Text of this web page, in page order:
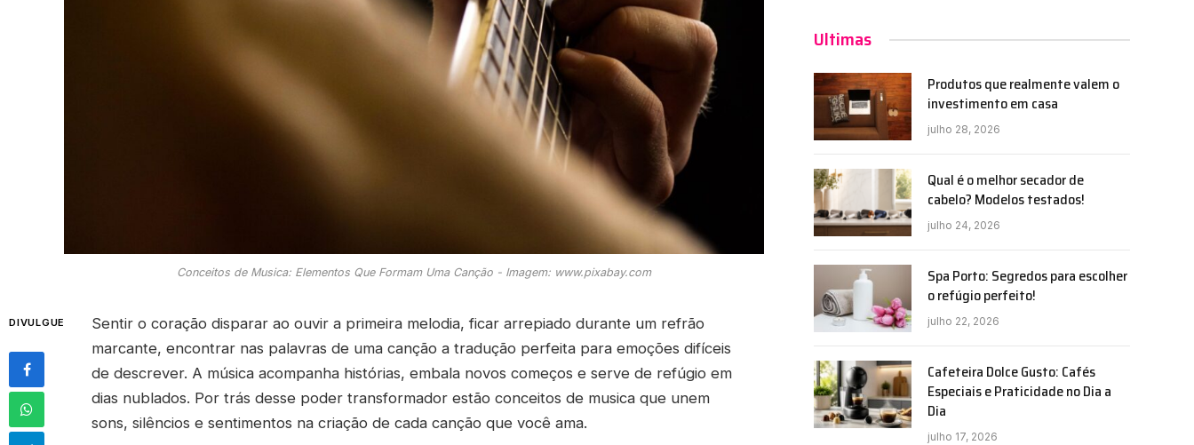
Conceitos de Musica: Elementos Que Formam Uma Canção - Imagem: www.pixabay.com
DIVULGUE
Sentir o coração disparar ao ouvir a primeira melodia, ficar arrepiado durante um refrão
marcante, encontrar nas palavras de uma canção a tradução perfeita para emoções difíceis
de descrever. A música acompanha histórias, embala novos começos e serve de refúgio em
dias nublados. Por trás desse poder transformador estão conceitos de musica que unem
sons, silêncios e sentimentos na criação de cada canção que você ama.
Ultimas
Produtos que realmente valem o
investimento em casa
julho 28, 2026
Qual é o melhor secador de
cabelo? Modelos testados!
julho 24, 2026
Spa Porto: Segredos para escolher
o refúgio perfeito!
julho 22, 2026
Cafeteira Dolce Gusto: Cafés
Especiais e Praticidade no Dia a
Dia
julho 17, 2026